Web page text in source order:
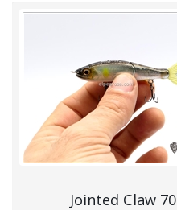
Jointed Claw 70